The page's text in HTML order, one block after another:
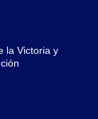
la Victoria y